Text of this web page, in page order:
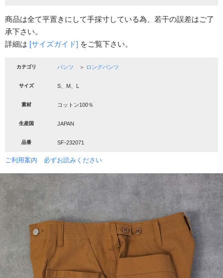
商品は全て平置きにして手採寸している為、若干の誤差はご了
承下さい。
詳細は [サイズガイド] をご覧下さい。
カテゴリ パンツ ＞ ロングパンツ
サイズ S、M、L
素材 コットン100％
生産国 JAPAN
品番 SF-232071
ご利用案内 必ずお読みください